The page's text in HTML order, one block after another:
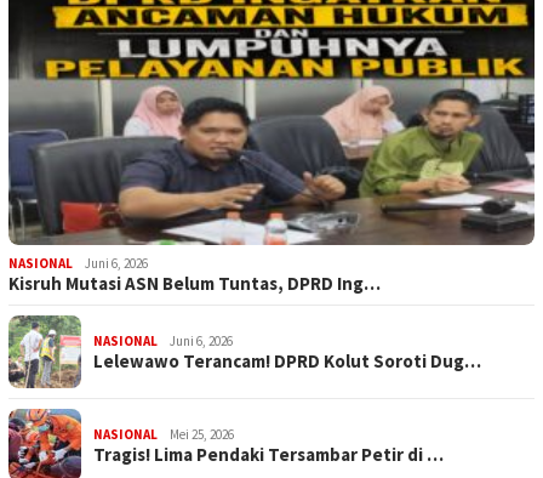
NASIONAL Juni 6, 2026
Kisruh Mutasi ASN Belum Tuntas, DPRD Ing…
NASIONAL Juni 6, 2026
Lelewawo Terancam! DPRD Kolut Soroti Dug…
NASIONAL Mei 25, 2026
Tragis! Lima Pendaki Tersambar Petir di …